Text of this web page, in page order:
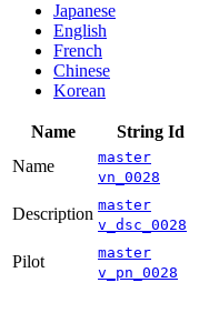
Japanese
English
French
Chinese
Korean
Name String Id
Name
master
vn_0028
Description master
v_dsc_0028
Pilot
master
v_pn_0028